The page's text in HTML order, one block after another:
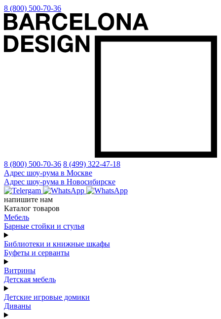
8 (800) 500-70-36
8 (800) 500-70-36 8 (499) 322-47-18
Адрес шоу-рума в Москве
Адрес шоу-рума в Новосибирске
напишите нам
Каталог товаров
Мебель
Барные стойки и стулья
Библиотеки и книжные шкафы
Буфеты и серванты
Витрины
Детская мебель
Детские игровые домики
Диваны